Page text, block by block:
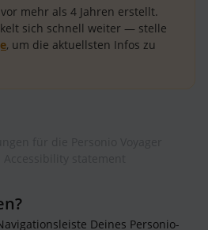
mehr als 4 Jahren erstellt.
sich schnell weiter — stelle
, um die aktuellsten Infos zu
Deines Personio-